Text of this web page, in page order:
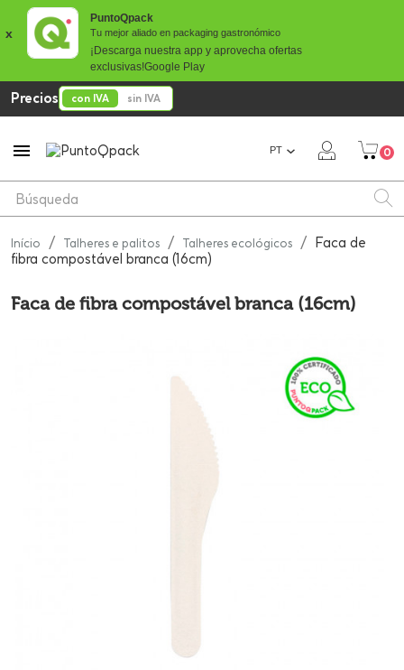
x
PuntoQpack
Tu mejor aliado en packaging gastronómico
¡Descarga nuestra app y aprovecha ofertas
exclusivas!Google Play
Precios con IVA sin IVA
 PT 0
Início Talheres e palitos Talheres ecológicos
Faca de
fibra compostável branca (16cm)
Faca de fibra compostável branca (16cm)